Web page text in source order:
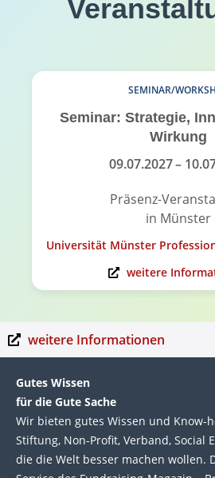
SEMINAR/
Seminar: Strategie,
Wirkung
09.07.2027–
Präsenz-
in Münster
Universität Münster
weitere
weitere Informationen
Gutes Wissen
für die Gute Sache
Wir bie­ten gutes Wis­sen und Know-
Stif­tung, Non-Profit, Ver­band, Social
die die Welt bes­ser machen wol­len.